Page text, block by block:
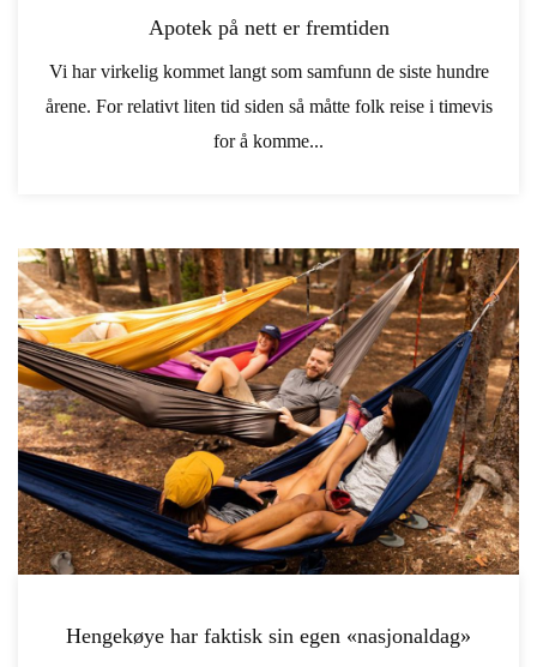
Apotek på nett er fremtiden
Vi har virkelig kommet langt som samfunn de siste hundre
årene. For relativt liten tid siden så måtte folk reise i timevis
for å komme...
Hengekøye har faktisk sin egen «nasjonaldag»